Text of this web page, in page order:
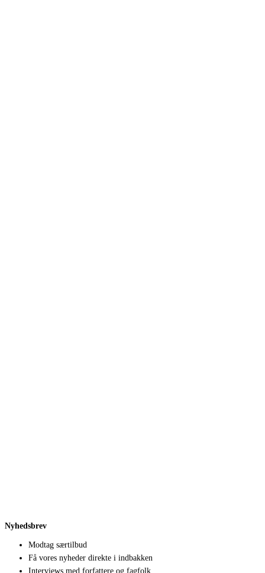
Nyhedsbrev
Modtag særtilbud
Få vores nyheder direkte i indbakken
Interviews med forfattere og fagfolk